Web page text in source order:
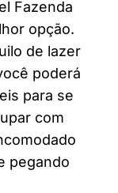
Fazenda
opção.
de lazer
poderá
para se
com
pegando